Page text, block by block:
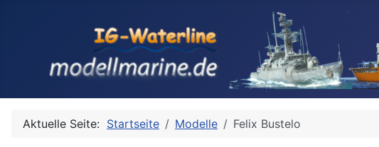
Aktuelle Seite: Startseite Modelle Felix Bustelo